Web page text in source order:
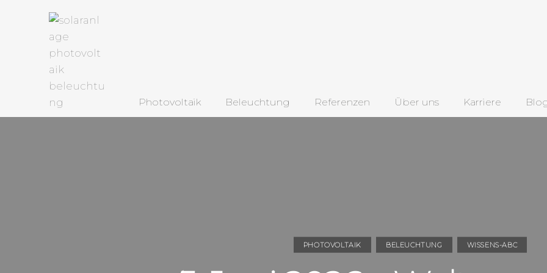
Photovoltaik Beleuchtung Referenzen Über uns Karriere
PHOTOVOLTAIK BELEUCHTUNG WISSENS-ABC